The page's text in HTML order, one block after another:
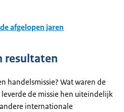
afgelopen jaren
resultaten
handelsmissie? Wat waren de
de missie hen uiteindelijk
internationale